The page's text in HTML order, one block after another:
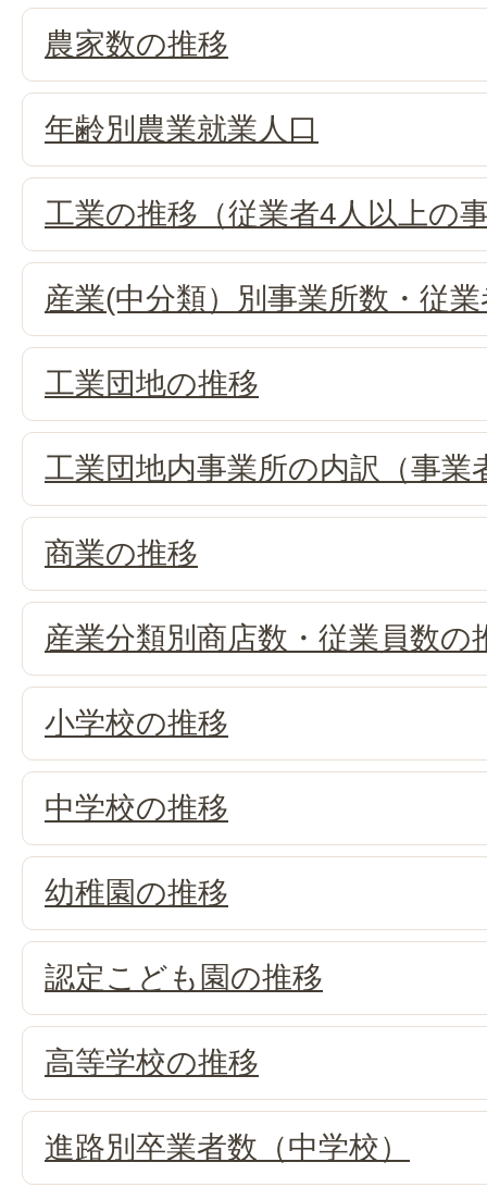
農家数の推移
年齢別農業就業人口
工業の推移（従業者4人以上の
産業(中分類）別事業所数・従
工業団地の推移
工業団地内事業所の内訳（事業
商業の推移
産業分類別商店数・従業員数の
小学校の推移
中学校の推移
幼稚園の推移
認定こども園の推移
高等学校の推移
進路別卒業者数（中学校）